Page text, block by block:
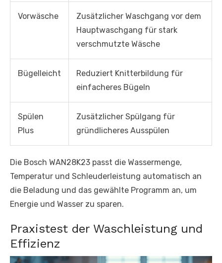
Vorwäsche
Zusätzlicher Waschgang vor dem
Hauptwaschgang für stark
verschmutzte Wäsche
Bügelleicht
Reduziert Knitterbildung für
einfacheres Bügeln
Spülen
Plus
Zusätzlicher Spülgang für
gründlicheres Ausspülen
Die Bosch WAN28K23 passt die Wassermenge,
Temperatur und Schleuderleistung automatisch an
die Beladung und das gewählte Programm an, um
Energie und Wasser zu sparen.
Praxistest der Waschleistung und
Effizienz